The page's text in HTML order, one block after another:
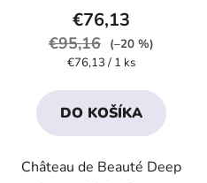
produktu
je
4,4
5
hviezdičiek.
€76,13
€95,16
(–20 %)
Jednotková
€76,13 / 1 ks
DO KOŠÍKA
Château de Beauté Deep